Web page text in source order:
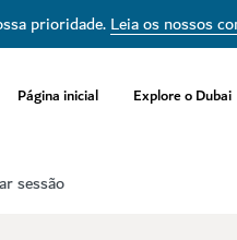
prioridade.Leia os nossos
Página inicial Explore o Dubai
sessão